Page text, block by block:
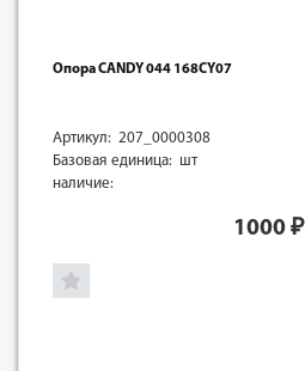
Опора CANDY 044 168CY07
Артикул: 207_0000308
Базовая единица: шт
наличие:
1000₽